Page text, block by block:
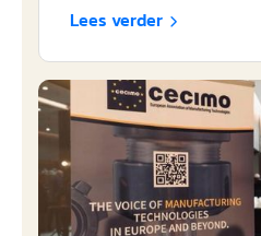
Lees verder 